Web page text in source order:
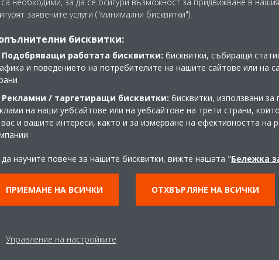
Разгледайте нашия Virtual
заявените услуги ("минимални бисквитки").
бисквитки:
Подобряващи работата бисквитки: бисквитки, събиращи
и поведението на потребителите на нашите сайтове или на
Рекламни / таргетиращи бисквитки: бисквитки, използвани за
на наши уебсайтове или на уебсайтове на трети страни,
и вашите интереси, както и за измерване на ефективността на
научите повече за нашите бисквитки, вижте нашата "Бележка
ПРИЕМАНЕ НА ВСИЧКИ ОТХВЪРЛЯНЕ НА ВСИЧКИ
Управление на настройките